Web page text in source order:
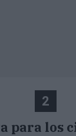
2
para los